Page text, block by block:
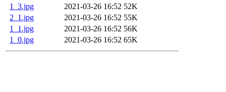
1_3.jpg
2021-03-26 16:52 52K
2_1.jpg
2021-03-26 16:52 55K
1_1.jpg
2021-03-26 16:52 56K
1_0.jpg
2021-03-26 16:52 65K